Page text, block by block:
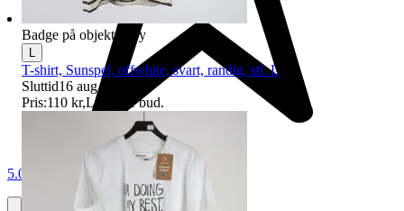
5.0
Badge på objektet: Ny
T-shirt, Sunspel, offwhite, svart, randig, stl. L
Sluttid16 aug 21:17
Pris:110 kr,Ledande bud.